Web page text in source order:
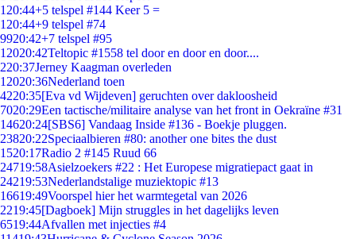
1 20:44+5 telspel #144 Keer 5 =
1 20:44+9 telspel #74
9920:42+7 telspel #95
12020:42Teltopic #1558 tel door en door en door....
220:37Jerney Kaagman overleden
12020:36Nederland toen
4220:35[Eva vd Wijdeven] geruchten over dakloosheid
7020:29Een tactische/militaire analyse van het front in Oekraïne #31
14620:24[SBS6] Vandaag Inside #136 - Boekje pluggen.
23820:22Speciaalbieren #80: another one bites the dust
1520:17Radio 2 #145 Ruud 66
24719:58Asielzoekers #22 : Het Europese migratiepact gaat in
24219:53Nederlandstalige muziektopic #13
16619:49Voorspel hier het warmtegetal van 2026
2219:45[Dagboek] Mijn struggles in het dagelijks leven
6519:44Afvallen met injecties #4